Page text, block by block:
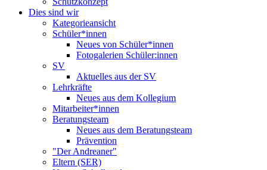
Dies sind wir
Kategorieansicht
Schüler*innen
Neues von Schüler*innen
Fotogalerien Schüler:innen
SV
Aktuelles aus der SV
Lehrkräfte
Neues aus dem Kollegium
Mitarbeiter*innen
Beratungsteam
Neues aus dem Beratungsteam
Prävention
"Der Andreaner"
Eltern (SER)